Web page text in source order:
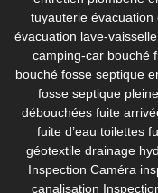
tuyauterie évacuation
évacuation lave-vaisselle
camping-car bouché
bouché fosse septique
fosse septique pleine
débouchées fuite
fuite d’eau toilettes
géotextile drainage
Inspection Caméra
canalisation